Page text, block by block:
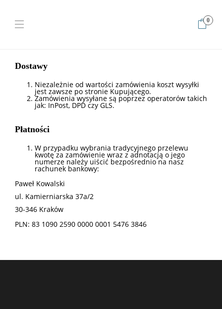
0
Dostawy
Niezależnie od wartości zamówienia koszt wysyłki
jest zawsze po stronie Kupującego.
Zamówienia wysyłane są poprzez operatorów takich
jak: InPost, DPD czy GLS.
Płatności
W przypadku wybrania tradycyjnego przelewu
kwotę za zamówienie wraz z adnotacją o jego
numerze należy uiścić bezpośrednio na nasz
rachunek bankowy:
Paweł Kowalski
ul. Kamierniarska 37a/2
30-346 Kraków
PLN: 83 1090 2590 0000 0001 5476 3846